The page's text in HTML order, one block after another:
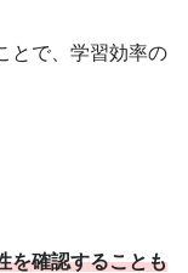
とで、学習効率の
を確認することも